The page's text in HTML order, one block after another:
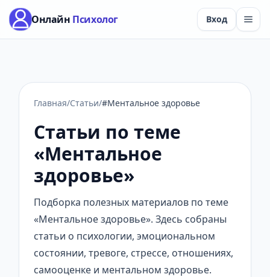
Онлайн Психолог Вход
Главная/Статьи/#Ментальное здоровье
Статьи по теме
«Ментальное
здоровье»
Подборка полезных материалов по теме
«Ментальное здоровье». Здесь собраны
статьи о психологии, эмоциональном
состоянии, тревоге, стрессе, отношениях,
самооценке и ментальном здоровье.